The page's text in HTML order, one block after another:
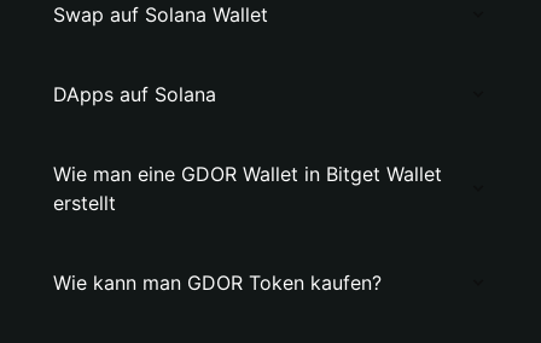
Swap auf Solana Wallet
DApps auf Solana
Wie man eine GDOR Wallet in Bitget Wallet
erstellt
Wie kann man GDOR Token kaufen?